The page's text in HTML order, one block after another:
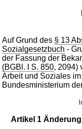
Auf Grund des § 13
Sozialgesetzbuch -
der Fassung der
(BGBl. I S. 850, 2094)
Arbeit und Soziales
Bundesministerium
Artikel 1